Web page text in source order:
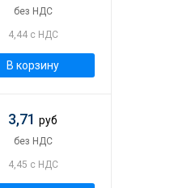
без НДС
4,44 с НДС
В корзину
3,71руб
без НДС
4,45 с НДС